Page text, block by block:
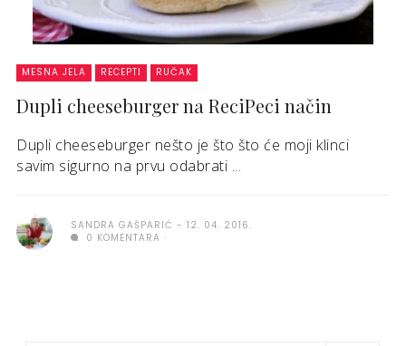
MESNA JELA RECEPTI RUČAK
Dupli cheeseburger na ReciPeci način
Dupli cheeseburger nešto je što što će moji klinci
savim sigurno na prvu odabrati ...
SANDRA GAŠPARIĆ
12. 04. 2016.
0 KOMENTARA